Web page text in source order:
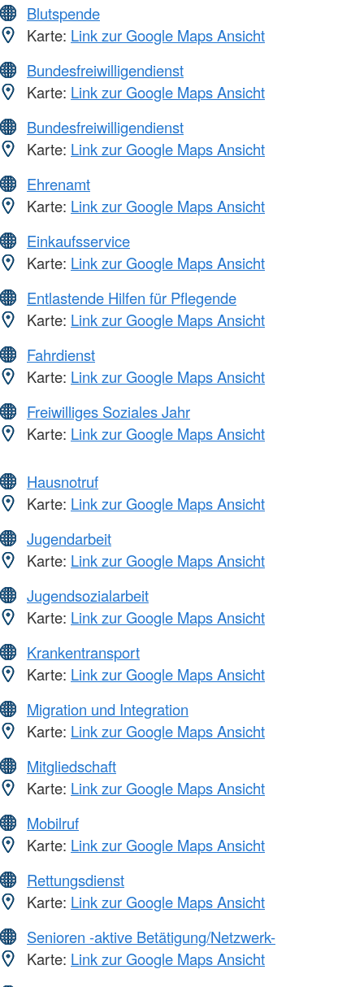
Blutspende
Karte: Link zur Google Maps Ansicht
Bundesfreiwilligendienst
Karte: Link zur Google Maps Ansicht
Bundesfreiwilligendienst
Karte: Link zur Google Maps Ansicht
Ehrenamt
Karte: Link zur Google Maps Ansicht
Einkaufsservice
Karte: Link zur Google Maps Ansicht
Entlastende Hilfen für Pflegende
Karte: Link zur Google Maps Ansicht
Fahrdienst
Karte: Link zur Google Maps Ansicht
Freiwilliges Soziales Jahr
Karte: Link zur Google Maps Ansicht
Hausnotruf
Karte: Link zur Google Maps Ansicht
Jugendarbeit
Karte: Link zur Google Maps Ansicht
Jugendsozialarbeit
Karte: Link zur Google Maps Ansicht
Krankentransport
Karte: Link zur Google Maps Ansicht
Migration und Integration
Karte: Link zur Google Maps Ansicht
Mitgliedschaft
Karte: Link zur Google Maps Ansicht
Mobilruf
Karte: Link zur Google Maps Ansicht
Rettungsdienst
Karte: Link zur Google Maps Ansicht
Senioren -aktive Betätigung/Netzwerk-
Karte: Link zur Google Maps Ansicht